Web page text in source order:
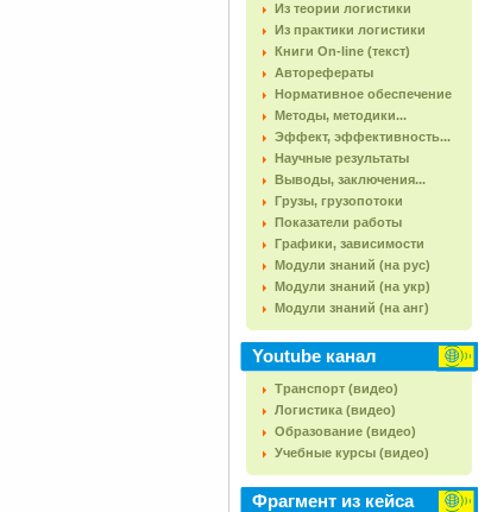
Из теории логистики
Из практики логистики
Книги On-line (текст)
Авторефераты
Нормативное обеспечение
Методы, методики...
Эффект, эффективность...
Научные результаты
Выводы, заключения...
Грузы, грузопотоки
Показатели работы
Графики, зависимости
Модули знаний (на рус)
Модули знаний (на укр)
Модули знаний (на анг)
Youtube канал
Транспорт (видео)
Логистика (видео)
Образование (видео)
Учебные курсы (видео)
Фрагмент из кейса